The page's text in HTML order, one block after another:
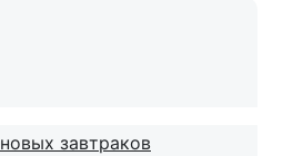
завтраков